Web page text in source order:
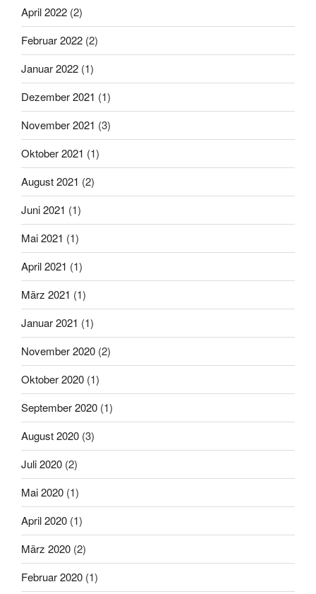
April 2022 (2)
Februar 2022 (2)
Januar 2022 (1)
Dezember 2021 (1)
November 2021 (3)
Oktober 2021 (1)
August 2021 (2)
Juni 2021 (1)
Mai 2021 (1)
April 2021 (1)
März 2021 (1)
Januar 2021 (1)
November 2020 (2)
Oktober 2020 (1)
September 2020 (1)
August 2020 (3)
Juli 2020 (2)
Mai 2020 (1)
April 2020 (1)
März 2020 (2)
Februar 2020 (1)